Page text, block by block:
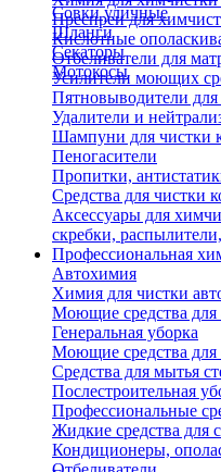
Совки уличные
Шланги
Секаторы
Мотокосы
Преспреи для
Кислотные
Отбеливатели для
Усилители моющих
Пятновыводители
Удалители и
Шампуни для чистки
Пеногасители
Пропитки,
Средства для чистки
Аксессуары для
скребки,
Профессиональная
Автохимия
Химия для чистки
Моющие средства для
Генеральная уборка
Моющие средства для
Средства для мытья
Послестроительная
Профессиональные
Жидкие средства для
Кондиционеры,